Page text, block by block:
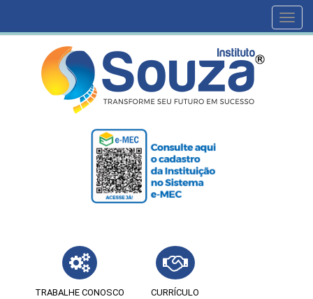
TRABALHE CONOSCO
CURRÍCULO